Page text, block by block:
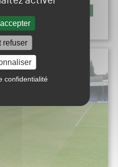
refuser
confidentialité